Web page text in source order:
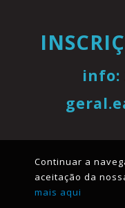
info:
Continuar a
aceitação da
mais aqui